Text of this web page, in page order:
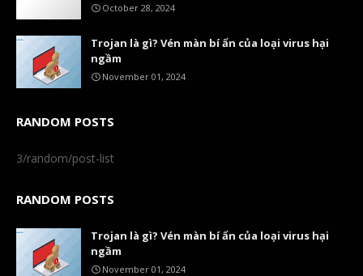
October 28, 2024
Trojan là gì? Vén màn bí ẩn của loại virus hại
ngầm
November 01, 2024
RANDOM POSTS
3/random/post-list
RANDOM POSTS
Trojan là gì? Vén màn bí ẩn của loại virus hại
ngầm
November 01, 2024